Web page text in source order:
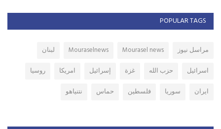
POPULAR TAGS
مراسل نيوز Mourasel news
Mouraselnews
لبنان
اسرائيل
حزب الله غزة إسرائيل امريكا
روسيا
ايران
سوريا فلسطين حماس نتنياهو